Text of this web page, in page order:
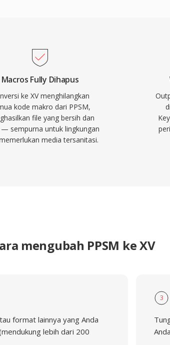
Macros Fully Dihapus
ke XV menghilangkan
kode makro dari PPSM,
file yang bersih dan
sempurna untuk lingkungan
media tersanitasi.
mengubah PPSM ke XV
format lainnya yang Anda
lebih dari 200
3